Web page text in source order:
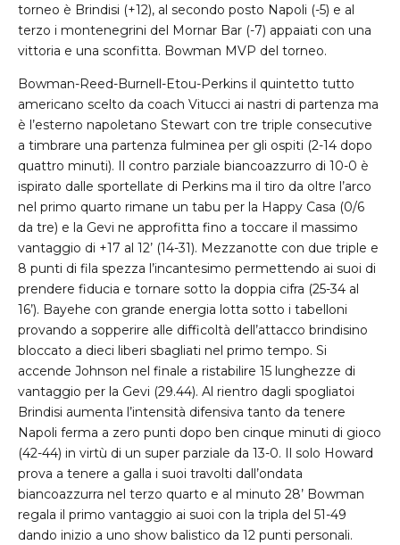
torneo è Brindisi (+12), al secondo posto Napoli (-5) e al
terzo i montenegrini del Mornar Bar (-7) appaiati con una
vittoria e una sconfitta. Bowman MVP del torneo.
Bowman-Reed-Burnell-Etou-Perkins il quintetto tutto
americano scelto da coach Vitucci ai nastri di partenza ma
è l’esterno napoletano Stewart con tre triple consecutive
a timbrare una partenza fulminea per gli ospiti (2-14 dopo
quattro minuti). Il contro parziale biancoazzurro di 10-0 è
ispirato dalle sportellate di Perkins ma il tiro da oltre l’arco
nel primo quarto rimane un tabu per la Happy Casa (0/6
da tre) e la Gevi ne approfitta fino a toccare il massimo
vantaggio di +17 al 12’ (14-31). Mezzanotte con due triple e
8 punti di fila spezza l’incantesimo permettendo ai suoi di
prendere fiducia e tornare sotto la doppia cifra (25-34 al
16’). Bayehe con grande energia lotta sotto i tabelloni
provando a sopperire alle difficoltà dell’attacco brindisino
bloccato a dieci liberi sbagliati nel primo tempo. Si
accende Johnson nel finale a ristabilire 15 lunghezze di
vantaggio per la Gevi (29.44). Al rientro dagli spogliatoi
Brindisi aumenta l’intensità difensiva tanto da tenere
Napoli ferma a zero punti dopo ben cinque minuti di gioco
(42-44) in virtù di un super parziale da 13-0. Il solo Howard
prova a tenere a galla i suoi travolti dall’ondata
biancoazzurra nel terzo quarto e al minuto 28’ Bowman
regala il primo vantaggio ai suoi con la tripla del 51-49
dando inizio a uno show balistico da 12 punti personali.